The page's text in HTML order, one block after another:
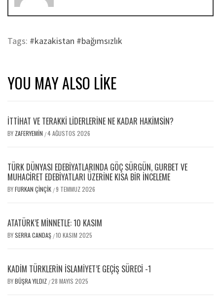
Tags: #kazakistan #bağımsızlık
YOU MAY ALSO LIKE
İTTİHAT VE TERAKKİ LİDERLERİNE NE KADAR HAKİMSİN?
BY ZAFERYEMIN /4 AĞUSTOS 2026
TÜRK DÜNYASI EDEBİYATLARINDA GÖÇ SÜRGÜN, GURBET VE
MUHACİRET EDEBİYATLARI ÜZERİNE KISA BİR İNCELEME
BYFURKAN ÇINÇIK /9 TEMMUZ 2026
ATATÜRK’E MINNETLE: 10 KASIM
BYSERRA CANDAŞ /10 KASIM 2025
KADIM TÜRKLERIN İSLAMIYET’E GEÇIŞ SÜRECI -1
BYBÜŞRA YILDIZ /28 MAYIS 2025